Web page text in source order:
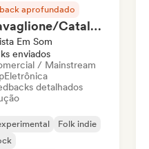
aprofundado
Rob Tavaglione/Catalyst Recording
Em Som
enviados
/ Mainstream
Eletrônica
detalhados
Folk indie